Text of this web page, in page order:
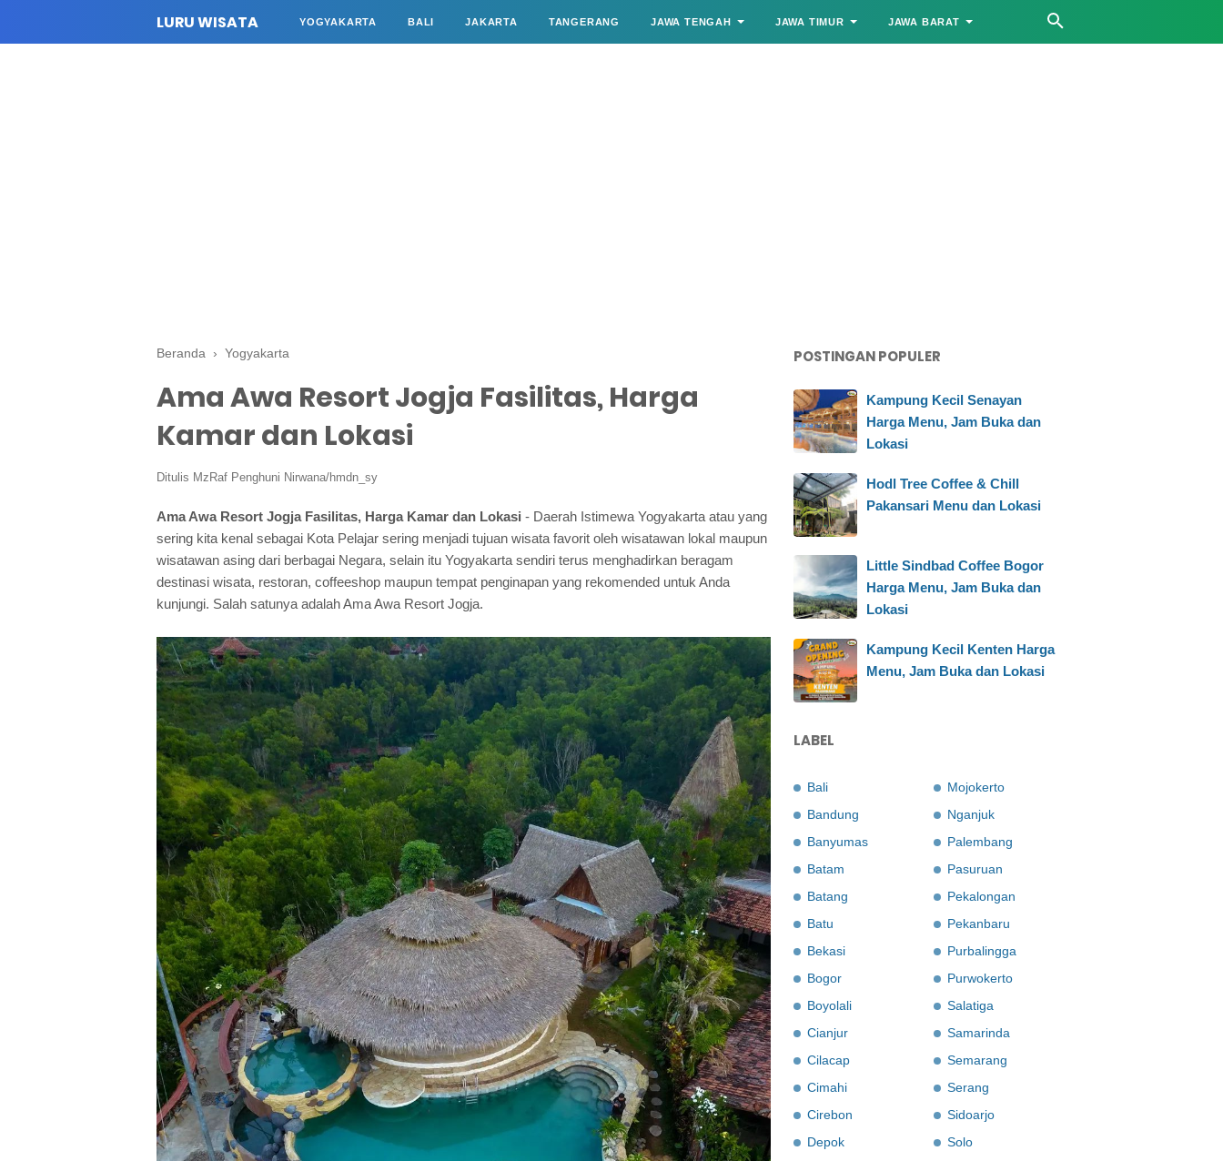
LURU WISATA YOGYAKARTA BALI JAKARTA TANGERANG JAWA TENGAH JAWA TIMUR JAWA BARAT
Beranda › Yogyakarta
Ama Awa Resort Jogja Fasilitas, Harga
Kamar dan Lokasi
Ditulis MzRaf Penghuni Nirwana/hmdn_sy
Ama Awa Resort Jogja Fasilitas, Harga Kamar dan Lokasi - Daerah Istimewa Yogyakarta atau yang
sering kita kenal sebagai Kota Pelajar sering menjadi tujuan wisata favorit oleh wisatawan lokal maupun
wisatawan asing dari berbagai Negara, selain itu Yogyakarta sendiri terus menghadirkan beragam
destinasi wisata, restoran, coffeeshop maupun tempat penginapan yang rekomended untuk Anda
kunjungi. Salah satunya adalah Ama Awa Resort Jogja.
POSTINGAN POPULER
Kampung Kecil Senayan
Harga Menu, Jam Buka dan
Lokasi
Hodl Tree Coffee & Chill
Pakansari Menu dan Lokasi
Little Sindbad Coffee Bogor
Harga Menu, Jam Buka dan
Lokasi
Kampung Kecil Kenten Harga
Menu, Jam Buka dan Lokasi
LABEL
Bali
Bandung
Banyumas
Batam
Batang
Batu
Bekasi
Bogor
Boyolali
Cianjur
Cilacap
Cimahi
Cirebon
Depok
Mojokerto
Nganjuk
Palembang
Pasuruan
Pekalongan
Pekanbaru
Purbalingga
Purwokerto
Salatiga
Samarinda
Semarang
Serang
Sidoarjo
Solo